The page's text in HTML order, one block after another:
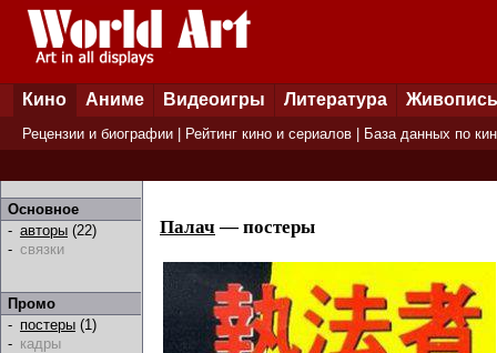
Кино Аниме Видеоигры Литература Живопись
Рецензии и биографии Рейтинг кино и сериалов База данных по
Основное
- авторы (22)
- связки
Промо
- постеры (1)
- кадры
Палач — постеры